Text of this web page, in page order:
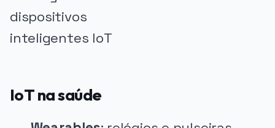
IoT na saúde